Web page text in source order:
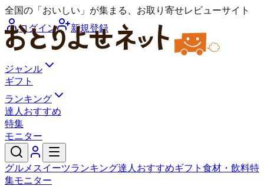
全国の「おいしい」が集まる、お取り寄せレビューサイト
ログイン
新規登録
ジャンル
ギフト
ランキング
達人おすすめ
特集
モニター
グルメ スイーツランキング達人おすすめギフト 食材・飲料特
集モニター